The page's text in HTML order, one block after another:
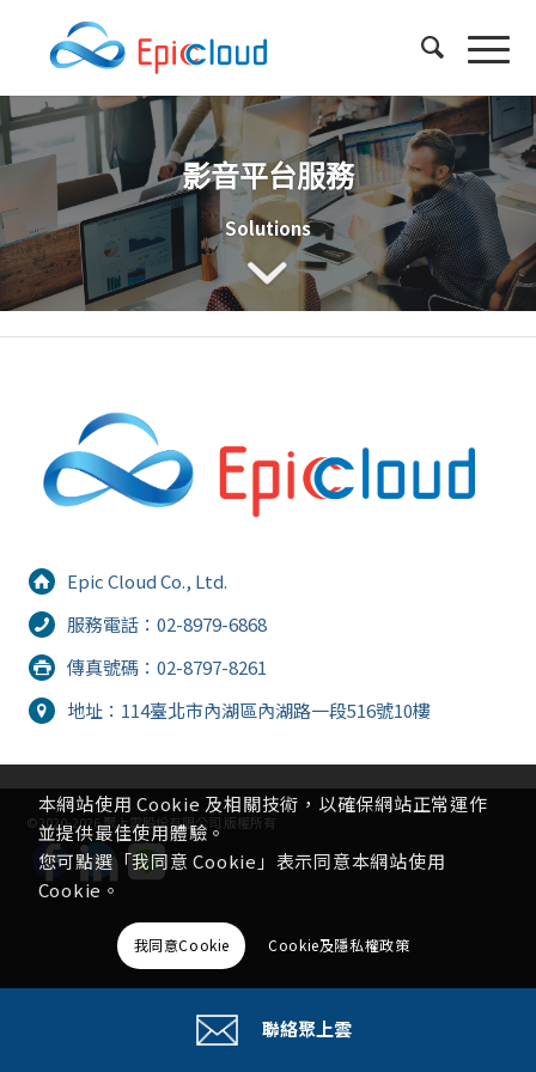
聯絡聚上雲
影音平台服務
Solutions
Epic Cloud Co., Ltd.
服務電話：02-8979-6868
傳真號碼：02-8797-8261
地址：114臺北市內湖區內湖路一段516號10樓
©2020-2026 聚上雲股份有限公司 版權所有
本網站使用 Cookie 及相關技術，以確保網站正常運作
並提供最佳使用體驗。
您可點選「我同意 Cookie」表示同意本網站使用
Cookie。
我同意Cookie Cookie及隱私權政策